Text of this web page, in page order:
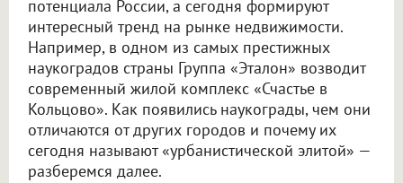
потенциала России, а сегодня формируют
интересный тренд на рынке недвижимости.
Например, в одном из самых престижных
наукоградов страны Группа «Эталон» возводит
современный жилой комплекс «Счастье в
Кольцово». Как появились наукограды, чем они
отличаются от других городов и почему их
сегодня называют «урбанистической элитой» —
разберемся далее.